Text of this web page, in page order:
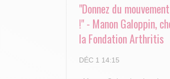
"Donnez du
!" - Manon Galoppin,
la Fondation Arthritis
DÉC 1 14:15